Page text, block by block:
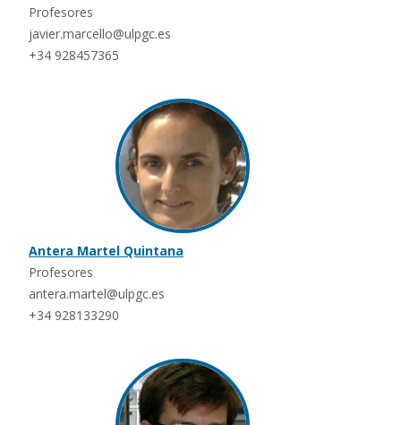
Profesores
javier.marcello@ulpgc.es
+34 928457365
Antera Martel Quintana
Profesores
antera.martel@ulpgc.es
+34 928133290